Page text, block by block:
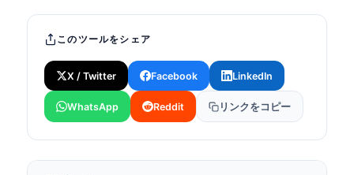
このツールをシェア
X / Twitter Facebook LinkedIn
WhatsApp Reddit リンクをコピー